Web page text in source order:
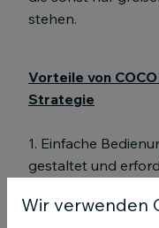
stehen.
Vorteile von
Strategie
1. Einfache
gestaltet und
Management. Das
Wir verwenden